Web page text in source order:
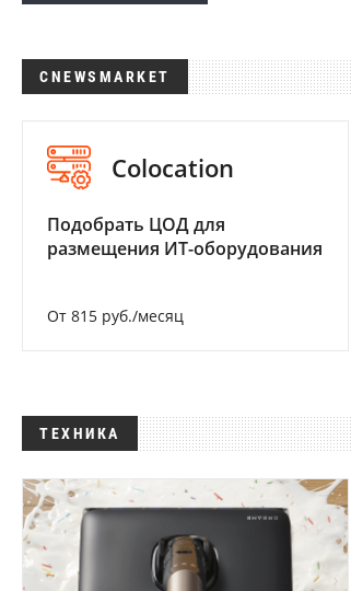
CNEWSMARKET
Colocation
Подобрать ЦОД для
размещения ИТ-оборудования
От 815 руб./месяц
ТЕХНИКА